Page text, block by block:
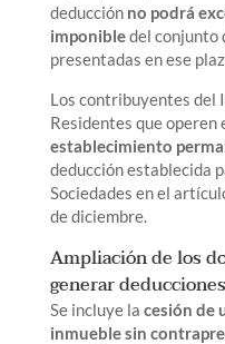
deducción no podrá
imponibledel conjunto
presentadas en ese
Los contribuyentes del
Residentes que
establecimiento
deducción establecida
Sociedades en el
de diciembre.
Ampliación de los
generar deducciones
Se incluye la cesión de
inmueble sin